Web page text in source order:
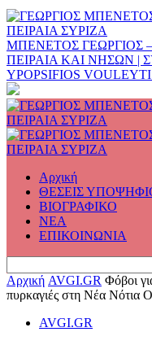
ΜΠΕΝΕΤΟΣ ΓΕΩΡΓΙΟΣ
ΠΕΙΡΑΙΑ ΚΑΙ ΝΗΣΩΝ |
YPOPSIFIOS
Αρχική
ΘΕΣΕΙΣ
ΒΙΟΓΡΑΦΙΚΟ
ΝΕΑ
ΕΠΙΚΟΙΝΩΝΙΑ
Αρχική AVGI.GR Φόβοι
πυρκαγιές στη Νέα Νότια
AVGI.GR